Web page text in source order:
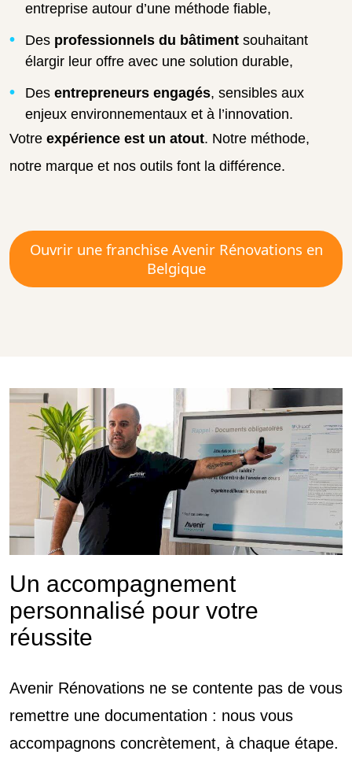
entreprise autour d’une méthode fiable,
Des professionnels du bâtiment souhaitant
élargir leur offre avec une solution durable,
Des entrepreneurs engagés, sensibles aux
enjeux environnementaux et à l’innovation.
Votre expérience est un atout. Notre méthode,
notre marque et nos outils font la différence.
Ouvrir une franchise Avenir Rénovations en
Belgique
Un accompagnement
personnalisé pour votre
réussite
Avenir Rénovations ne se contente pas de vous
remettre une documentation : nous vous
accompagnons concrètement, à chaque étape.